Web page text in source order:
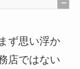
[
表
示
ず思い浮か
店ではない